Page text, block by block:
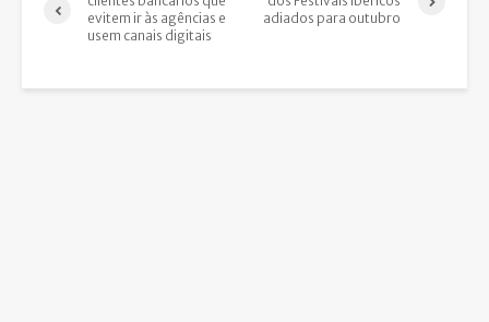
evitem ir às agências e
usem canais digitais
adiados para outubro